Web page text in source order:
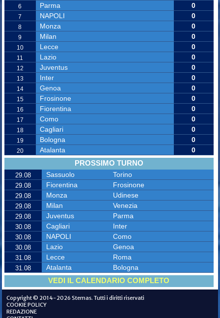
6 Parma 0
7 NAPOLI 0
8 Monza 0
9 Milan 0
10 Lecce 0
11 Lazio 0
12 Juventus 0
13 Inter 0
14 Genoa 0
15 Frosinone 0
16 Fiorentina 0
17 Como 0
18 Cagliari 0
19 Bologna 0
20 Atalanta 0
PROSSIMO TURNO
29.08 Sassuolo Torino
29.08 Fiorentina Frosinone
29.08 Monza Udinese
29.08 Milan Venezia
29.08 Juventus Parma
30.08 Cagliari Inter
30.08 NAPOLI Como
30.08 Lazio Genoa
31.08 Lecce Roma
31.08 Atalanta Bologna
VEDI IL CALENDARIO COMPLETO
Copyright © 2014-2026 Stemas. Tutti i diritti riservati
COOKIE POLICY
REDAZIONE